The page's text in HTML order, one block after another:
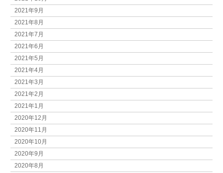
2021年9月
2021年8月
2021年7月
2021年6月
2021年5月
2021年4月
2021年3月
2021年2月
2021年1月
2020年12月
2020年11月
2020年10月
2020年9月
2020年8月